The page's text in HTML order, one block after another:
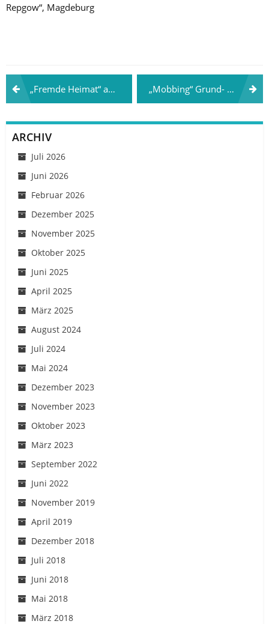
Repgow“, Magdeburg
Beitragsnavigation
„Fremde Heimat“ an BBS 2 Aurich 01.06.2018 „Mobbing“ Grund- und Gemeinschaftsschule Boostedt 19.06.2018
ARCHIV
Juli 2026
Juni 2026
Februar 2026
Dezember 2025
November 2025
Oktober 2025
Juni 2025
April 2025
März 2025
August 2024
Juli 2024
Mai 2024
Dezember 2023
November 2023
Oktober 2023
März 2023
September 2022
Juni 2022
November 2019
April 2019
Dezember 2018
Juli 2018
Juni 2018
Mai 2018
März 2018